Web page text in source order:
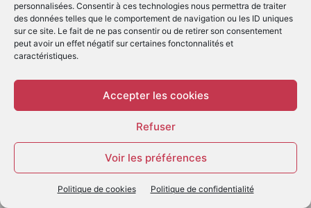
personnalisées. Consentir à ces technologies nous permettra de traiter
des données telles que le comportement de navigation ou les ID uniques
sur ce site. Le fait de ne pas consentir ou de retirer son consentement
peut avoir un effet négatif sur certaines fonctonnalités et
caractéristiques.
Accepter les cookies
Refuser
Voir les préférences
Politique de cookies Politique de confidentialité